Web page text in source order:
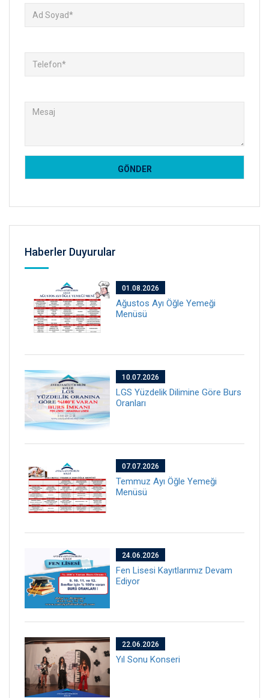
Haberler Duyurular
01.08.2026
Ağustos Ayı Öğle Yemeği
Menüsü
10.07.2026
LGS Yüzdelik Dilimine Göre Burs
Oranları
07.07.2026
Temmuz Ayı Öğle Yemeği
Menüsü
24.06.2026
Fen Lisesi Kayıtlarımız Devam
Ediyor
22.06.2026
Yıl Sonu Konseri